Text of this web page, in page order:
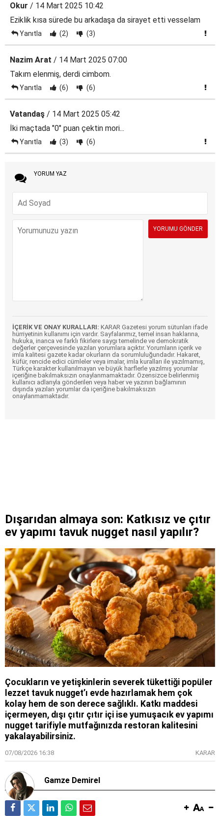
Okur / 14 Mart 2025 10:42
Eziklik kısa sürede bu arkadaşa da sirayet etti vesselam
Yanıtla (2) (3)
Nazim Arat / 14 Mart 2025 07:00
Takım elenmiş, derdi cimbom.
Yanıtla (6) (6)
Vatandaş / 14 Mart 2025 05:42
İki maçtada "0" puan çektin mori...
Yanıtla (3) (6)
YORUM YAZ
İÇERİK VE ONAY KURALLARI: KARAR Gazetesi yorum sütunları ifade
hürriyetinin kullanımı için vardır. Sayfalarımız, temel insan haklarına,
hukuka, inanca ve farklı fikirlere saygı temelinde ve demokratik
değerler çerçevesinde yazılan yorumlara açıktır. Yorumların içerik ve
imla kalitesi gazete kadar okurların da sorumluluğundadır. Hakaret,
küfür, rencide edici cümleler veya imalar, imla kuralları ile yazılmamış,
Türkçe karakter kullanılmayan ve büyük harflerle yazılmış yorumlar
içeriğine bakılmaksızın onaylanmamaktadır. Özensizce belirlenmiş
kullanıcı adlarıyla gönderilen veya haber ve yazının bağlamının
dışında yazılan yorumlar da içeriğine bakılmaksızın
onaylanmamaktadır.
Dışarıdan almaya son: Katkısız ve çıtır
ev yapımı tavuk nugget nasıl yapılır?
Çocukların ve yetişkinlerin severek tükettiği popüler
lezzet tavuk nugget’ı evde hazırlamak hem çok
kolay hem de son derece sağlıklı. Katkı maddesi
içermeyen, dışı çıtır çıtır içi ise yumuşacık ev yapımı
nugget tarifiyle mutfağınızda restoran kalitesini
yakalayabilirsiniz.
07/08/2026 16:38 KARAR
Gamze Demirel